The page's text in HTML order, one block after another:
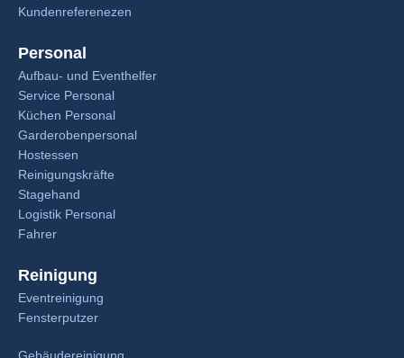
Kundenreferenezen
Personal
Aufbau- und Eventhelfer
Service Personal
Küchen Personal
Garderobenpersonal
Hostessen
Reinigungskräfte
Stagehand
Logistik Personal
Fahrer
Reinigung
Eventreinigung
Fensterputzer